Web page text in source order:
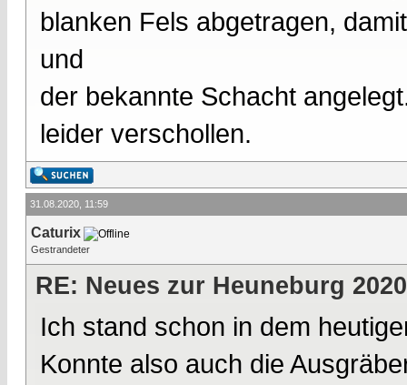
blanken Fels abgetragen,
und
der bekannte Schacht
leider verschollen.
31.08.2020, 11:59
Caturix
Gestrandeter
RE: Neues zur Heuneburg 2020
Ich stand schon in dem
Konnte also auch die